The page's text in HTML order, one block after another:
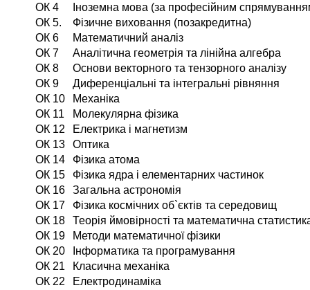
ОК 4
Іноземна мова (за професійним
ОК 5.
Фізичне виховання (позакредитна)
ОК 6
Математичний аналіз
ОК 7
Аналітична геометрія та лінійна алгебра
ОК 8
Основи векторного та тензорного аналізу
ОК 9
Диференціальні та інтегральні рівняння
ОК 10
Механіка
ОК 11
Молекулярна фізика
ОК 12
Електрика і магнетизм
ОК 13
Оптика
ОК 14
Фізика атома
ОК 15
Фізика ядра і елементарних частинок
ОК 16
Загальна астрономія
ОК 17
Фізика космічних об`єктів та середовищ
ОК 18
Теорія ймовірності та математична
ОК 19
Методи математичної фізики
ОК 20
Інформатика та програмування
ОК 21
Класична механіка
ОК 22
Електродинаміка